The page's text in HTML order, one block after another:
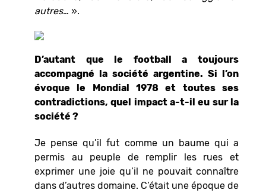
autres… ».
D’autant que le football a toujours
accompagné la société argentine. Si l’on
évoque le Mondial 1978 et toutes ses
contradictions, quel impact a-t-il eu sur la
société ?
Je pense qu’il fut comme un baume qui a
permis au peuple de remplir les rues et
exprimer une joie qu’il ne pouvait connaître
dans d’autres domaine. C’était une époque de